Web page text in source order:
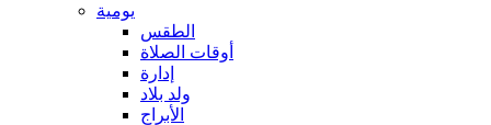
يومية
الطقس
أوقات الصلاة
إدارة
ولد بلاد
الأبراج